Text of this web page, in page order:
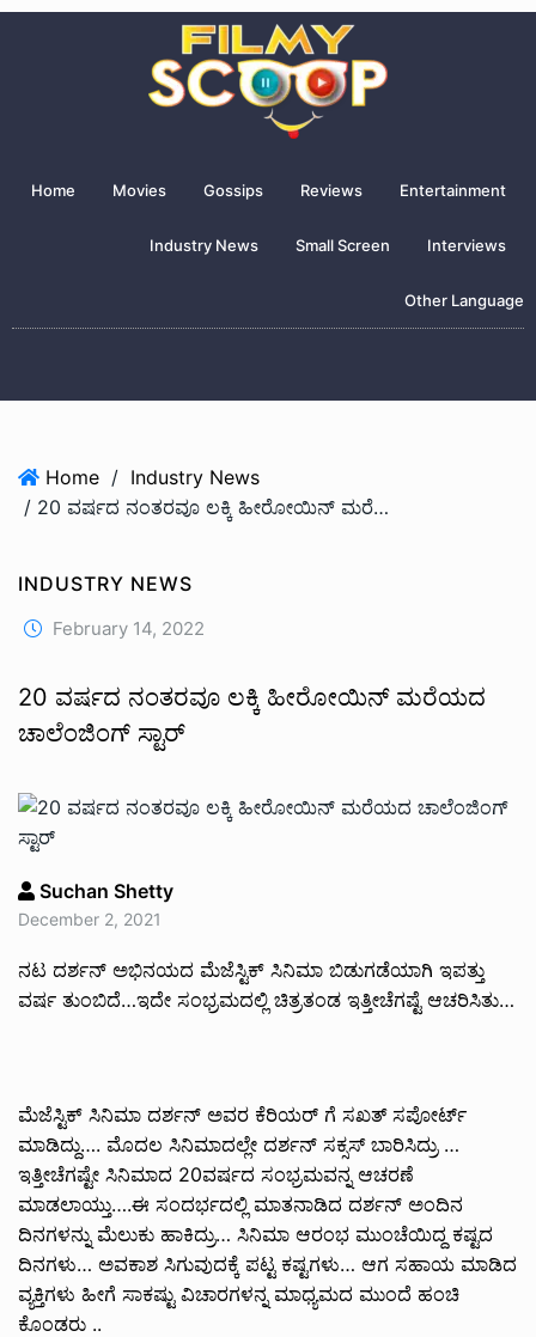
Home Movies Gossips Reviews Entertainment
Industry News Small Screen Interviews
Other Language
Home / Industry News
/ 20 ವರ್ಷದ ನಂತರವೂ ಲಕ್ಕಿ ಹೀರೋಯಿನ್ ಮರೆಯದ ಚಾಲೆಂಜಿಂಗ್ ಸ್ಟಾರ್
INDUSTRY NEWS
February 14, 2022
20 ವರ್ಷದ ನಂತರವೂ ಲಕ್ಕಿ ಹೀರೋಯಿನ್ ಮರೆಯದ
ಚಾಲೆಂಜಿಂಗ್ ಸ್ಟಾರ್
Suchan Shetty
December 2, 2021
ನಟ ದರ್ಶನ್ ಅಭಿನಯದ ಮೆಜೆಸ್ಟಿಕ್ ಸಿನಿಮಾ ಬಿಡುಗಡೆಯಾಗಿ ಇಪತ್ತು
ವರ್ಷ ತುಂಬಿದೆ…ಇದೇ ಸಂಭ್ರಮದಲ್ಲಿ ಚಿತ್ರತಂಡ ಇತ್ತೀಚೆಗಷ್ಟೆ ಆಚರಿಸಿತು…
ಮೆಜೆಸ್ಟಿಕ್ ಸಿನಿಮಾ ದರ್ಶನ್ ಅವರ ಕೆರಿಯರ್ ಗೆ ಸಖತ್ ಸಪೋರ್ಟ್
ಮಾಡಿದ್ದು…. ಮೊದಲ ಸಿನಿಮಾದಲ್ಲೇ ದರ್ಶನ್ ಸಕ್ಸಸ್ ಬಾರಿಸಿದ್ರು …
ಇತ್ತೀಚೆಗಷ್ಟೇ ಸಿನಿಮಾದ 20ವರ್ಷದ ಸಂಭ್ರಮವನ್ನ ಆಚರಣೆ
ಮಾಡಲಾಯ್ತು….ಈ ಸಂದರ್ಭದಲ್ಲಿ ಮಾತನಾಡಿದ ದರ್ಶನ್ ಅಂದಿನ
ದಿನಗಳನ್ನು ಮೆಲುಕು ಹಾಕಿದ್ರು… ಸಿನಿಮಾ ಆರಂಭ ಮುಂಚೆಯಿದ್ದ ಕಷ್ಟದ
ದಿನಗಳು… ಅವಕಾಶ ಸಿಗುವುದಕ್ಕೆ ಪಟ್ಟ ಕಷ್ಟಗಳು… ಆಗ ಸಹಾಯ ಮಾಡಿದ
ವ್ಯಕ್ತಿಗಳು ಹೀಗೆ ಸಾಕಷ್ಟು ವಿಚಾರಗಳನ್ನ ಮಾಧ್ಯಮದ ಮುಂದೆ ಹಂಚಿ
ಕೊಂಡರು ..